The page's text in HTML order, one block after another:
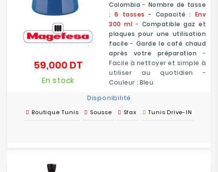
Colombia - Nombre de tasse
: 6 tasses - Capacité : Env
300 ml - Compatible gaz et
plaques pour une utilisation
facile - Garde le café chaud
après votre préparation -
Facile à nettoyer et simple à
utiliser au quotidien -
Couleur : Bleu
59,000 DT
En stock
Disponibilité
Boutique Tunis Sousse Sfax Tunis Drive-IN